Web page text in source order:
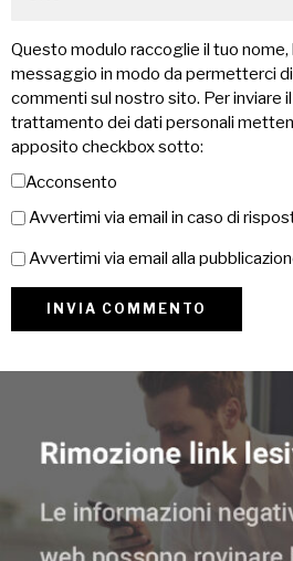
Questo modulo raccoglie il tuo nome,
messaggio in modo da permetterci
commenti sul nostro sito. Per inviare
trattamento dei dati personali
apposito checkbox sotto:
Acconsento
Avvertimi via email in caso di
Avvertimi via email alla